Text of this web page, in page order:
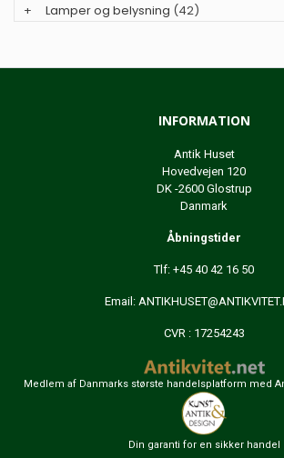
+
Lamper og belysning (42)
INFORMATION
Antik Huset
Hovedvejen 120
DK -2600 Glostrup
Danmark
Åbningstider
Tlf: +45 40 42 16 50
Email:
CVR : 17254243
Medlem af Danmarks største handelsplatform med
Din garanti for en sikker handel